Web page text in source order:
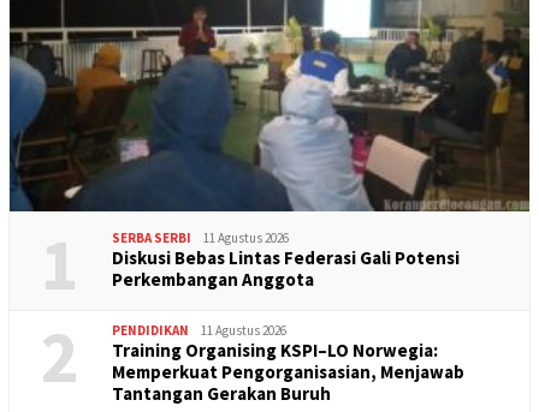
1 SERBA SERBI 11 Agustus 2026
Diskusi Bebas Lintas Federasi Gali Potensi
Perkembangan Anggota
2 PENDIDIKAN 11 Agustus 2026
Training Organising KSPI–LO Norwegia:
Memperkuat Pengorganisasian, Menjawab
Tantangan Gerakan Buruh